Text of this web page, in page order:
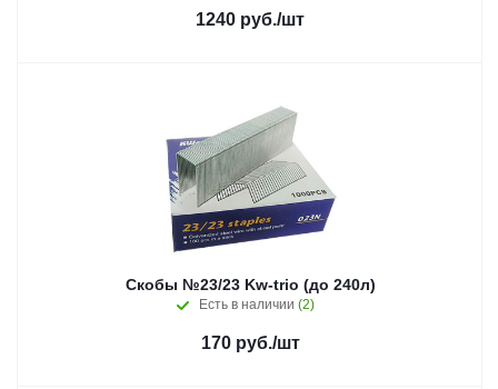
1240 руб./шт
Скобы №23/23 Kw-trio (до 240л)
Есть в наличии (2)
170руб./шт